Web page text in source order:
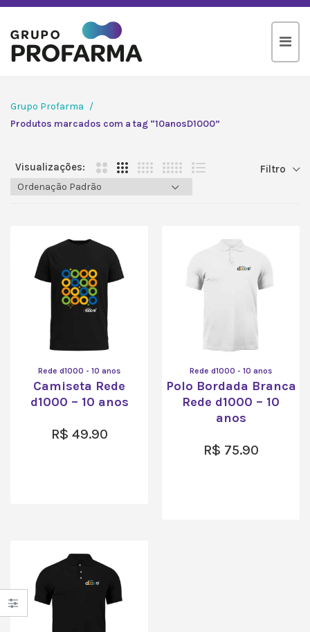
Grupo Profarma
Produtos marcados com a tag “10anosD1000”
Visualizações: Filtro
Rede d1000 - 10 anos
Camiseta Rede
d1000 – 10 anos
R$ 49.90
Rede d1000 - 10 anos
Polo Bordada Branca
Rede d1000 – 10
anos
R$ 75.90